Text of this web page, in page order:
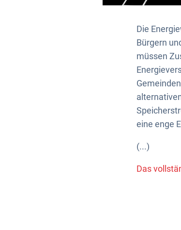
Die
Bürgern
müssen
eine enge
(...)
Das